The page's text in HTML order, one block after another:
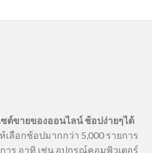
ซต์ขายของออนไลน์ ช้อปง่ายๆได้
เลือกช้อปมากกว่า 5,000 รายการ
ร อาทิ เช่น อุปกรณ์คอมพิวเตอร์